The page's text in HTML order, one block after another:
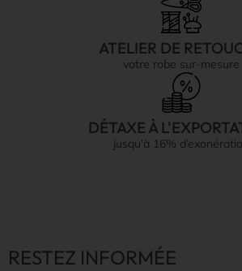
ATELIER DE
votre robe sur-mesure
DÉTAXE À
jusqu’à 16%
RESTEZ INFORMÉE